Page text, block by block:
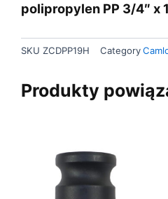
polipropylen PP 3/4″ x
SKU ZCDPP19H Category
Produkty